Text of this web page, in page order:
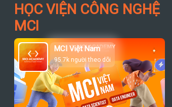
HỌC VIỆN CÔNG NGHỆ
MCI
MCI Việt Nam
95.7k người theo dõi